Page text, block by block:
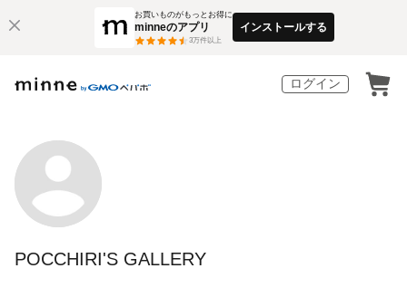
お買いものがもっとお得に
minneのアプリ
3万件以上
インストールする
ログイン
POCCHIRI'S GALLERY